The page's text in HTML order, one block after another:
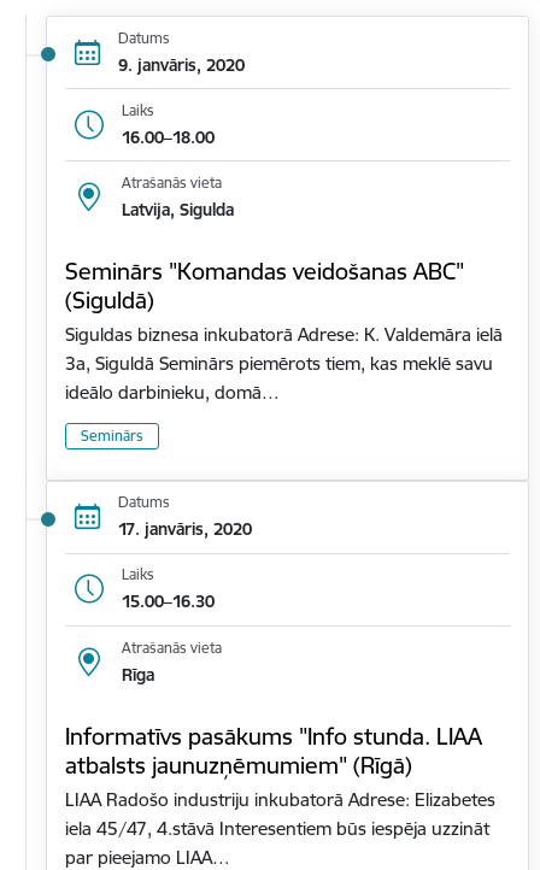
Datums
9. janvāris, 2020
Laiks
16.00–18.00
Atrašanās vieta
Latvija, Sigulda
Seminārs "Komandas veidošanas ABC"
(Siguldā)
Siguldas biznesa inkubatorā Adrese: K. Valdemāra ielā
3a, Siguldā Seminārs piemērots tiem, kas meklē savu
ideālo darbinieku, domā…
Seminārs
Datums
17. janvāris, 2020
Laiks
15.00–16.30
Atrašanās vieta
Rīga
Informatīvs pasākums "Info stunda. LIAA
atbalsts jaunuzņēmumiem" (Rīgā)
LIAA Radošo industriju inkubatorā Adrese: Elizabetes
iela 45/47, 4.stāvā Interesentiem būs iespēja uzzināt
par pieejamo LIAA…